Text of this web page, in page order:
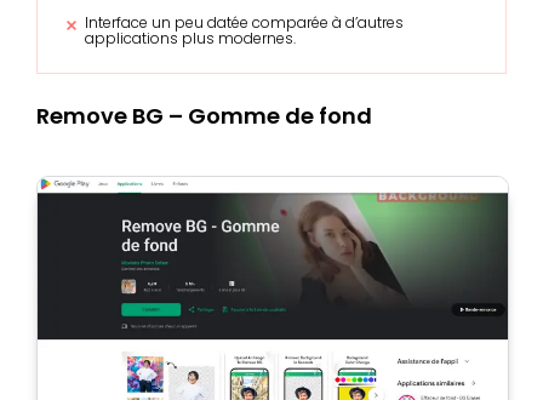
Interface un peu datée comparée à d’autres
applications plus modernes.
Remove BG – Gomme de fond